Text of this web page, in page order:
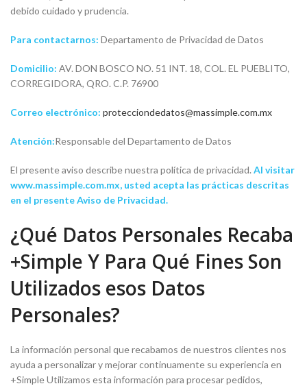
debido cuidado y prudencia.
Para contactarnos: Departamento de Privacidad de Datos
Domicilio: AV. DON BOSCO NO. 51 INT. 18, COL. EL PUEBLITO,
CORREGIDORA, QRO. C.P. 76900
Correo electrónico: protecciondedatos@massimple.com.mx
Atención:Responsable del Departamento de Datos
El presente aviso describe nuestra política de privacidad. Al visitar
www.massimple.com.mx, usted acepta las prácticas descritas
en el presente Aviso de Privacidad.
¿Qué Datos Personales Recaba
+Simple Y Para Qué Fines Son
Utilizados esos Datos
Personales?
La información personal que recabamos de nuestros clientes nos
ayuda a personalizar y mejorar continuamente su experiencia en
+Simple Utilizamos esta información para procesar pedidos,